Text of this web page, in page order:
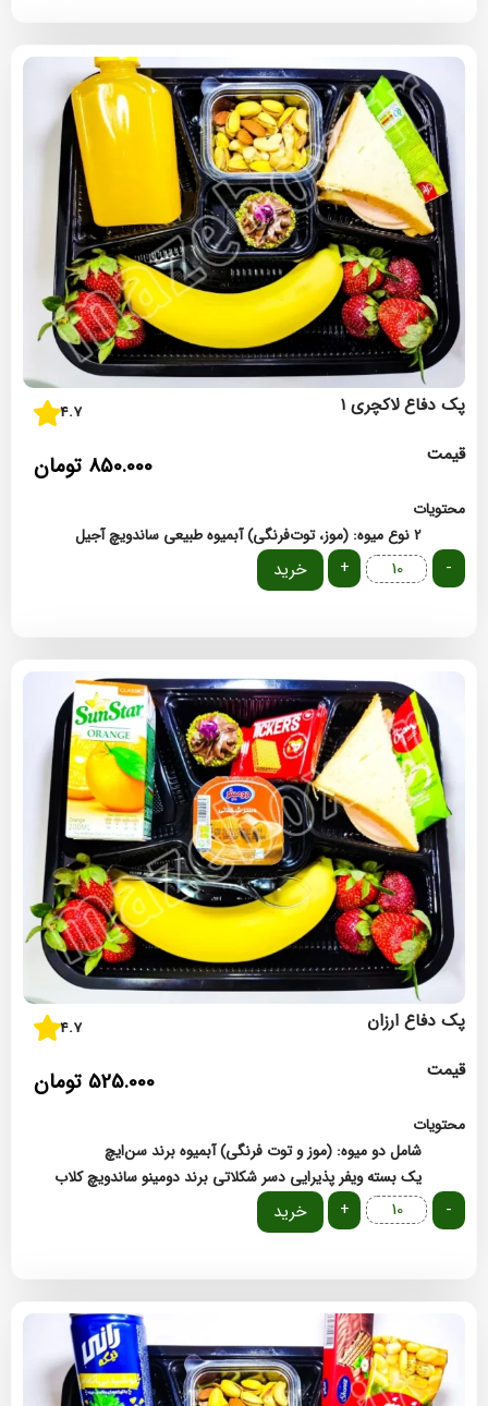
پک دفاع لاکچری ۱ 4.7
قیمت 850.000 تومان
محتویات
2 نوع میوه: (موز، توت‌فرنگی)
آبمیوه طبیعی ساندویچآجیل
-
+ خرید
پک دفاع ارزان 4.7
قیمت 525.000 تومان
محتویات
شامل دو میوه: (موز و توت فرنگی)آبمیوه برند سن‌ایچ
یک بسته ویفر پذیرایی دسر شکلاتی برند دومینوساندویچ کلاب
-
+ خرید